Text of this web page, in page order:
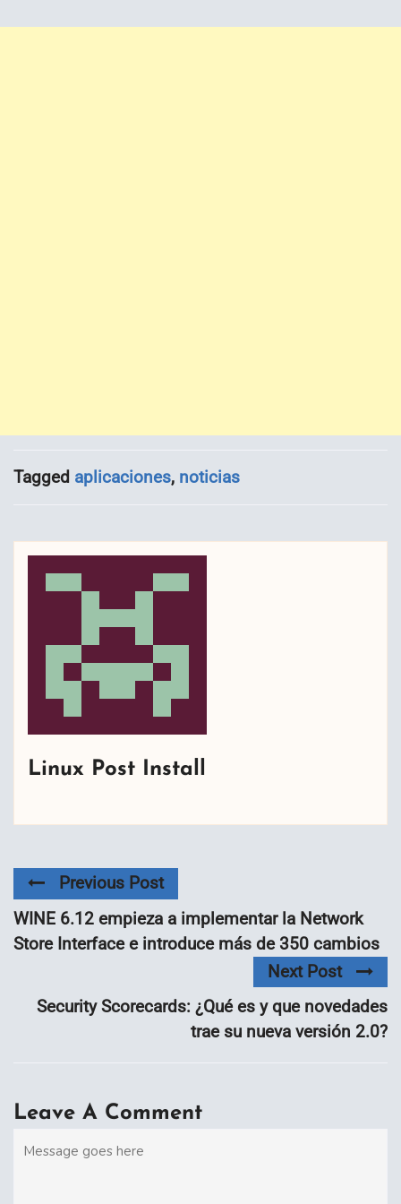
Tagged aplicaciones, noticias
Linux Post Install
Previous Post
WINE 6.12 empieza a implementar la Network
Store Interface e introduce más de 350 cambios
Next Post
Security Scorecards: ¿Qué es y que novedades
trae su nueva versión 2.0?
Leave A Comment